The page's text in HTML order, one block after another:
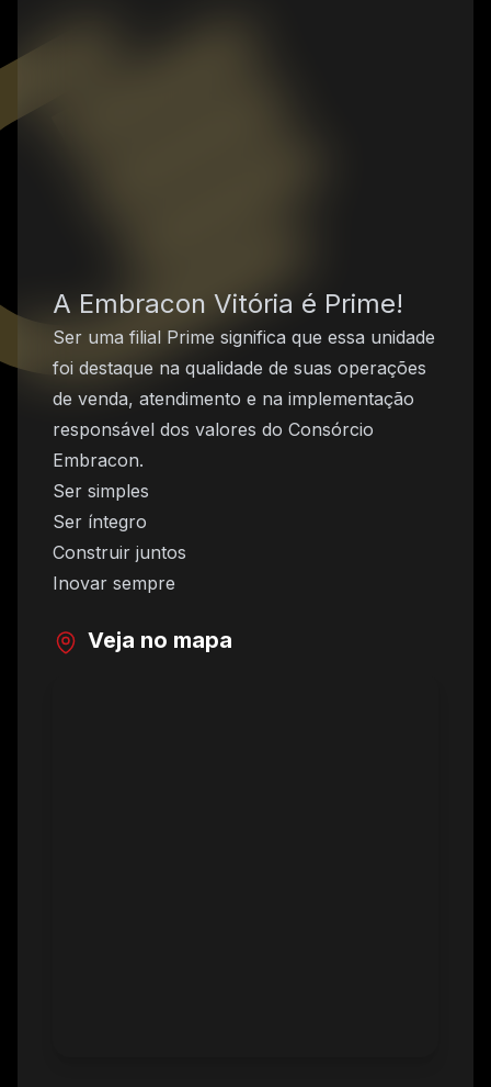
A Embracon Vitória é Prime!
Ser uma filial Prime significa que essa unidade
foi destaque na qualidade de suas operações
de venda, atendimento e na implementação
responsável dos valores do Consórcio
Embracon.
Ser simples
Ser íntegro
Construir juntos
Inovar sempre
Veja no mapa